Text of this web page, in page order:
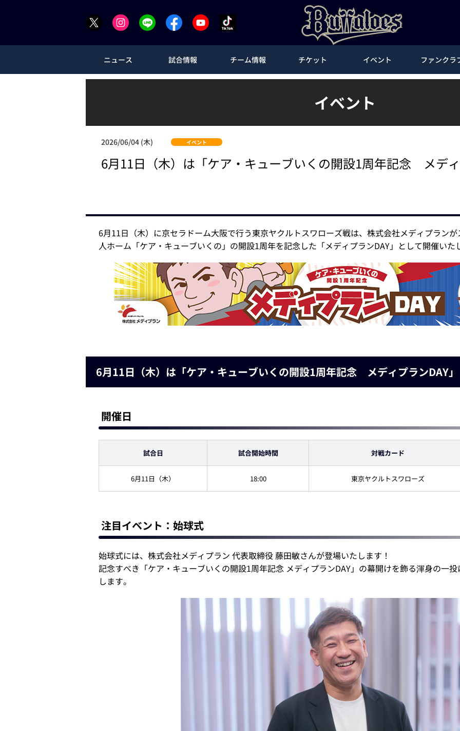
ニュース 試合情報 チーム情報 チケット イベント ファンクラ
イベント
2026/06/04 (木) イベント
6月11日（木）は「ケア・キューブいくの開設1周年記念 メデ
6月11日（木）に京セラドーム大阪で行う東京ヤクルトスワローズ戦は、株式会社メディプラン
人ホーム「ケア・キューブいくの」の開設1周年を記念した「メディプランDAY」として開催いた
6月11日（木）は「ケア・キューブいくの開設1周年記念 メディプランDAY」
開催日
試合日 試合開始時間 対戦カード
6月11日（木） 18:00 東京ヤクルトスワローズ
注目イベント：始球式
始球式には、株式会社メディプラン 代表取締役 藤田敏さんが登場いたします！
記念すべき「ケア・キューブいくの開設1周年記念 メディプランDAY」の幕開けを飾る渾身の一
します。